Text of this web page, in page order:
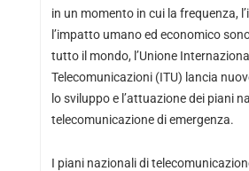
in un momento in cui la frequenza,
l’impatto umano ed economico
tutto il mondo, l’Unione
Telecomunicazioni (ITU) lancia
lo sviluppo e l’attuazione dei piani
telecomunicazione di emergenza.
I piani nazionali di